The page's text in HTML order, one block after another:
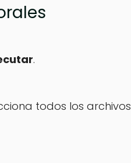
.
todos los archivos